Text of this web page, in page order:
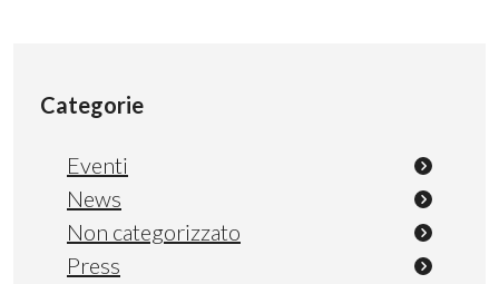
Categorie
Eventi
News
Non categorizzato
Press